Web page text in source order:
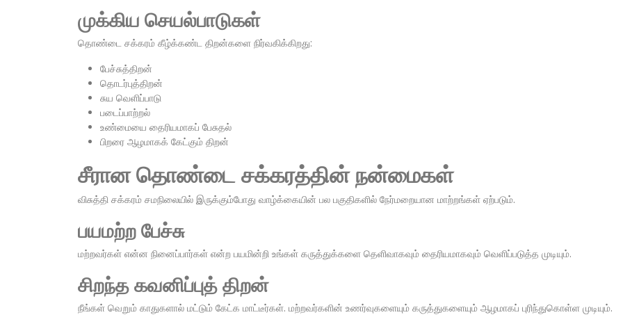
முக்கிய செயல்பாடுகள்
தொண்டை சக்கரம் கீழ்க்கண்ட திறன்களை நிர்வகிக்கிறது:
பேச்சுத்திறன்
தொடர்புத்திறன்
சுய வெளிப்பாடு
படைப்பாற்றல்
உண்மையை தைரியமாகப் பேசுதல்
பிறரை ஆழமாகக் கேட்கும் திறன்
சீரான தொண்டை சக்கரத்தின் நன்மைகள்
விசுத்தி சக்கரம் சமநிலையில் இருக்கும்போது வாழ்க்கையின் பல பகுதிகளில் நேர்மறையான மாற்றங்கள் ஏற்படும்.
பயமற்ற பேச்சு
மற்றவர்கள் என்ன நினைப்பார்கள் என்ற பயமின்றி உங்கள் கருத்துக்களை தெளிவாகவும் தைரியமாகவும் வெளிப்படுத்த முடியும்.
சிறந்த கவனிப்புத் திறன்
நீங்கள் வெறும் காதுகளால் மட்டும் கேட்க மாட்டீர்கள். மற்றவர்களின் உணர்வுகளையும் கருத்துகளையும் ஆழமாகப் புரிந்துகொள்ள முடியும்.